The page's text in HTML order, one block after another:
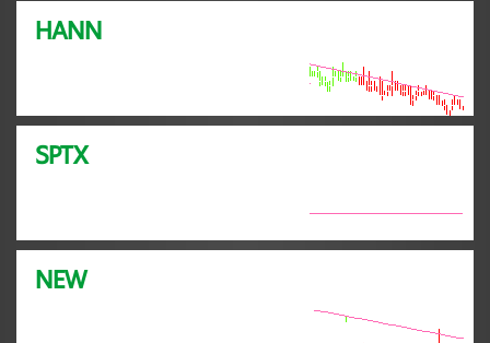
HANN
SPTX
NEW